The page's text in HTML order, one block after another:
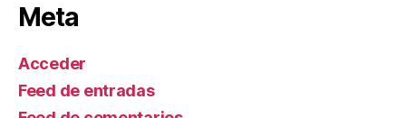
Meta
Acceder
Feed de entradas